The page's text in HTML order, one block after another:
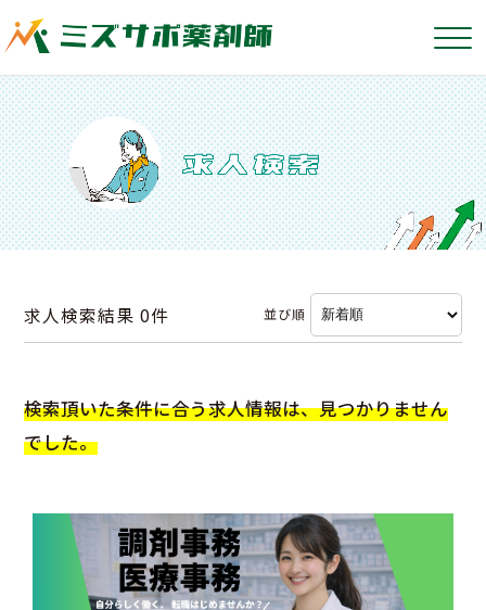
求人検索結果0件 並び順
検索頂いた条件に合う求人情報は、見つかりません
でした。